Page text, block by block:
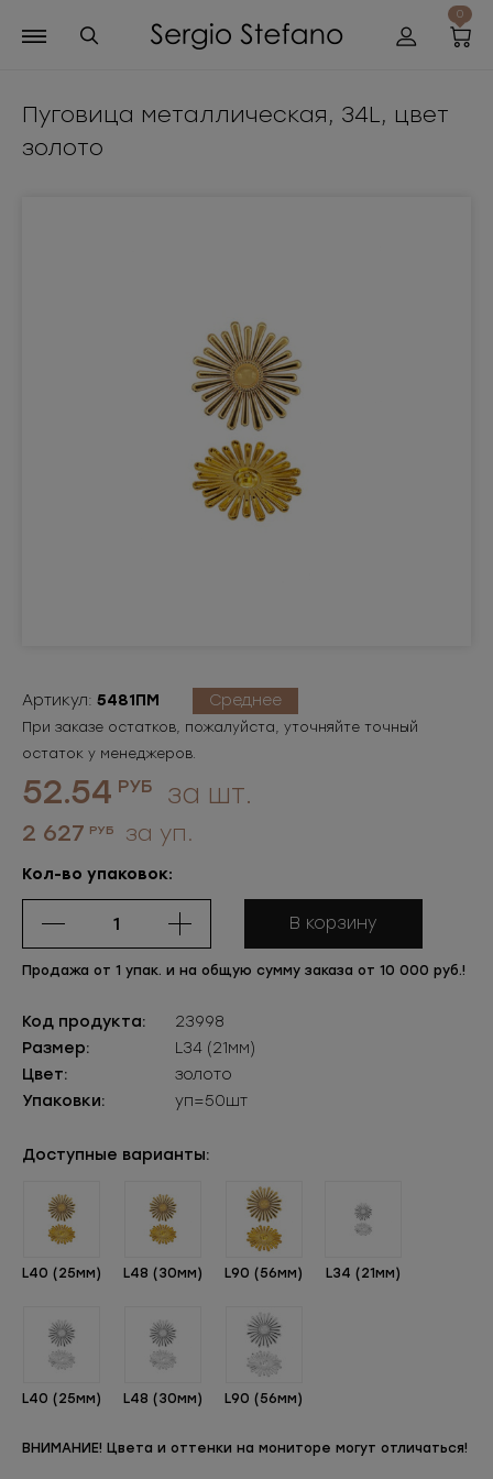
0
Пуговица металлическая, 34L, цвет
золото
Артикул: 5481ПМ Среднее
При заказе остатков, пожалуйста, уточняйте точный
остаток у менеджеров.
52.54 РУБ за шт.
2 627 РУБ за уп.
Кол-во упаковок:
В корзину
Продажа от 1 упак. и на общую сумму заказа от 10 000 руб.!
Код продукта:
23998
Размер:
L34 (21мм)
Цвет:
золото
Упаковки:
уп=50шт
Доступные варианты:
L40 (25мм) L48 (30мм) L90 (56мм) L34 (21мм)
L40 (25мм) L48 (30мм) L90 (56мм)
ВНИМАНИЕ! Цвета и оттенки на мониторе могут отличаться!